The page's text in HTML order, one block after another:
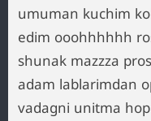
umuman kuchim
edim ooohhhhhh
shunak mazzza
adam lablarimdan
vadagni unitma